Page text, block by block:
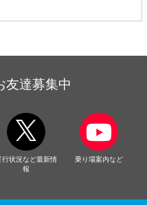
友達募集中
行状況など最新情
報
乗り場案内など